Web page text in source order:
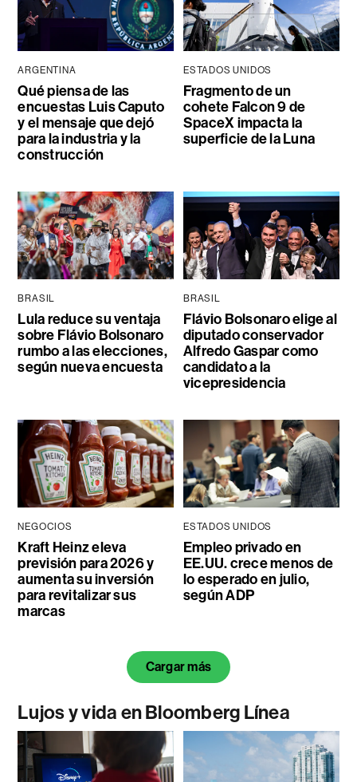
ARGENTINA
Qué piensa de las
encuestas Luis Caputo
y el mensaje que dejó
para la industria y la
construcción
ESTADOS UNIDOS
Fragmento de un
cohete Falcon 9 de
SpaceX impacta la
superficie de la Luna
BRASIL
Lula reduce su ventaja
sobre Flávio Bolsonaro
rumbo a las elecciones,
según nueva encuesta
BRASIL
Flávio Bolsonaro elige al
diputado conservador
Alfredo Gaspar como
candidato a la
vicepresidencia
NEGOCIOS
Kraft Heinz eleva
previsión para 2026 y
aumenta su inversión
para revitalizar sus
marcas
ESTADOS UNIDOS
Empleo privado en
EE.UU. crece menos de
lo esperado en julio,
según ADP
Cargar más
Lujos y vida en Bloomberg Línea